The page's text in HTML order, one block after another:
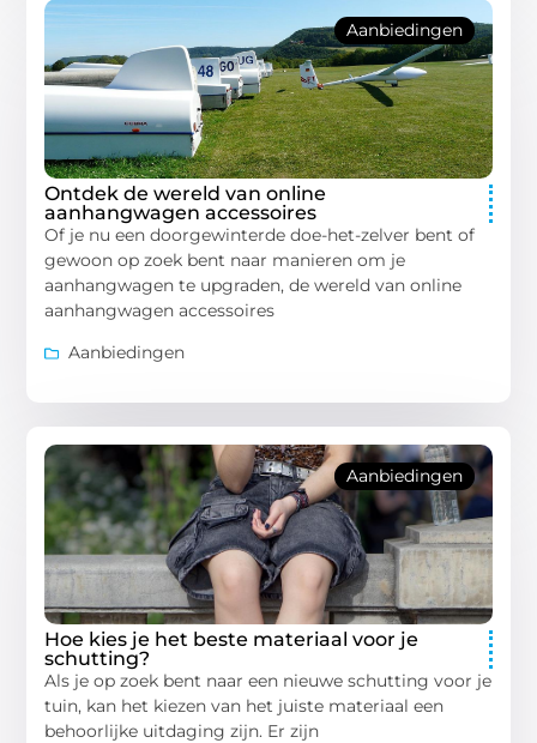
Aanbiedingen
Ontdek de wereld van online
aanhangwagen accessoires
Of je nu een doorgewinterde doe-het-zelver bent of
gewoon op zoek bent naar manieren om je
aanhangwagen te upgraden, de wereld van online
aanhangwagen accessoires
Aanbiedingen
Aanbiedingen
Hoe kies je het beste materiaal voor je
schutting?
Als je op zoek bent naar een nieuwe schutting voor je
tuin, kan het kiezen van het juiste materiaal een
behoorlijke uitdaging zijn. Er zijn